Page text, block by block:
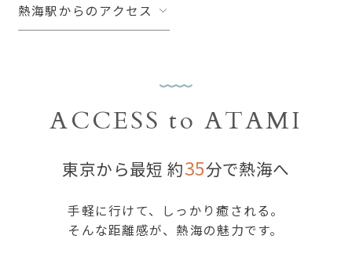
熱海駅からのアクセス
熱海へのアクセス
ACCESS to ATAMI
東京から最短 約35分で熱海へ
手軽に行けて、しっかり癒される。
そんな距離感が、熱海の魅力です。